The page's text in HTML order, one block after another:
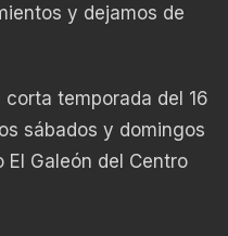
y dejamos de
temporada del 16
sábados y domingos
El Galeón del Centro